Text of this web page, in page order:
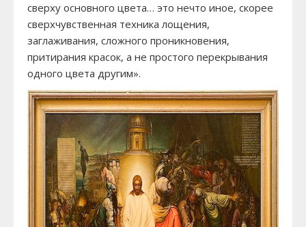
сверху основного цвета… это нечто иное, скорее
сверхчувственная техника лощения,
заглаживания, сложного проникновения,
притирания красок, а не простого перекрывания
одного цвета другим».